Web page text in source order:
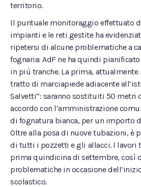
territorio.
Il puntuale monitoraggio effettuato
impianti e le reti gestite ha
ripetersi di alcune problematiche a
fognaria: AdF ne ha quindi
in più tranche. La prima, attualmente
tratto di marciapiede adiacente
Salvetti”: saranno sostituiti 50 metri
accordo con l’amministrazione
di fognatura bianca, per un importo
Oltre alla posa di nuove tubazioni, è
di tutti i pozzetti e gli allacci. I lavori
prima quindicina di settembre, così
problematiche in occasione
scolastico.